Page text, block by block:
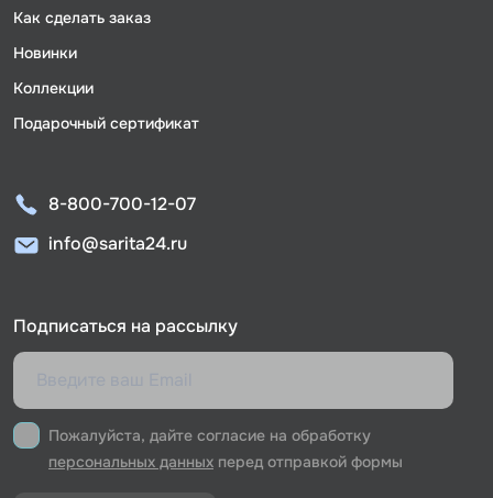
Как сделать заказ
Новинки
Коллекции
Подарочный сертификат
8-800-700-12-07
info@sarita24.ru
Подписаться на рассылку
Пожалуйста, дайте согласие на обработку
персональных данных перед отправкой формы